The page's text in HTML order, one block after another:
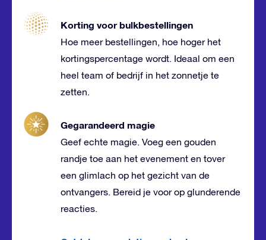
Korting voor bulkbestellingen
Hoe meer bestellingen, hoe hoger het
kortingspercentage wordt. Ideaal om een
heel team of bedrijf in het zonnetje te
zetten.
Gegarandeerd magie
Geef echte magie. Voeg een gouden
randje toe aan het evenement en tover
een glimlach op het gezicht van de
ontvangers. Bereid je voor op glunderende
reacties.